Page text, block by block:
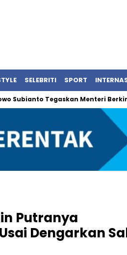
SELEBRITI SPORT
Tegaskan Menteri Berkinerja Baik
Putranya
Dengarkan